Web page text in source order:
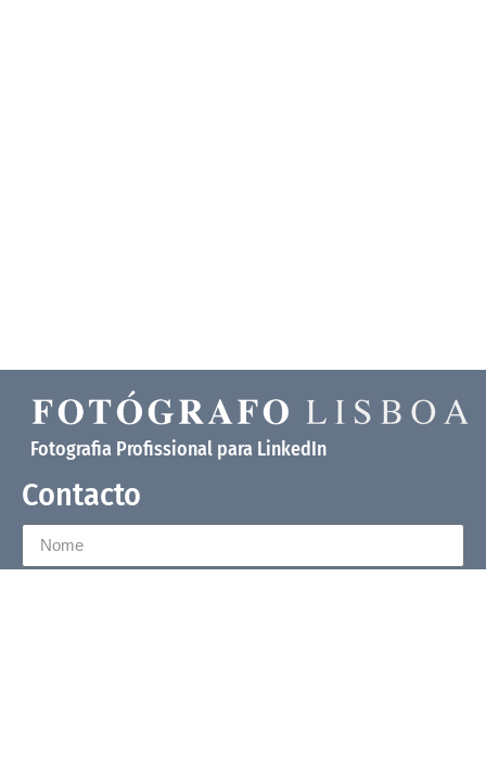
Fotografia Profissional para LinkedIn
Contacto